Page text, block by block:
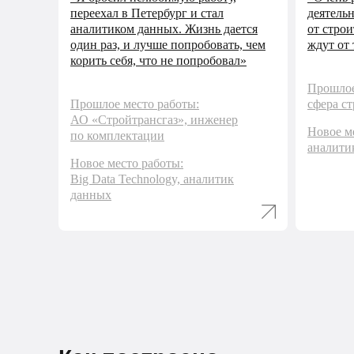
переехал в Петербург и стал
аналитиком данных. Жизнь дается
один раз, и лучше попробовать, чем
корить себя, что не попробовал»
Прошлое место работы:
АО «Стройтрансгаз», инженер
по комплектации
Новое место работы:
Big Data Technology, аналитик
данных
от
ждут от
сфера
Новое
ДОСТУПНО В ТАРИФАХ
Выберите
специализацию
и маркетинг компании